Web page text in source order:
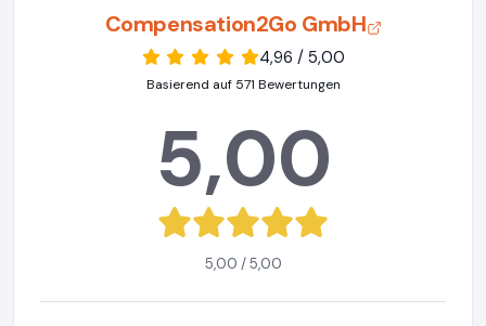
Compensation2Go GmbH
4,96 / 5,00
Basierend auf 571 Bewertungen
5,00
5,00 / 5,00